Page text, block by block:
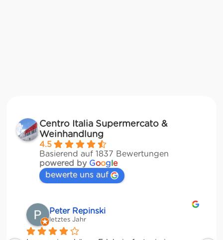
Centro Italia Supermercato &
Weinhandlung
4.5
Basierend auf 1837 Bewertungen
powered by Google
bewerte uns auf
Matze
letztes Jahr